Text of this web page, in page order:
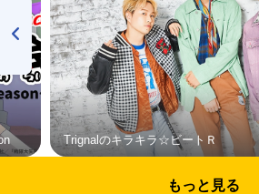
Trignalのキラキラ☆ビートＲ
もっと見る